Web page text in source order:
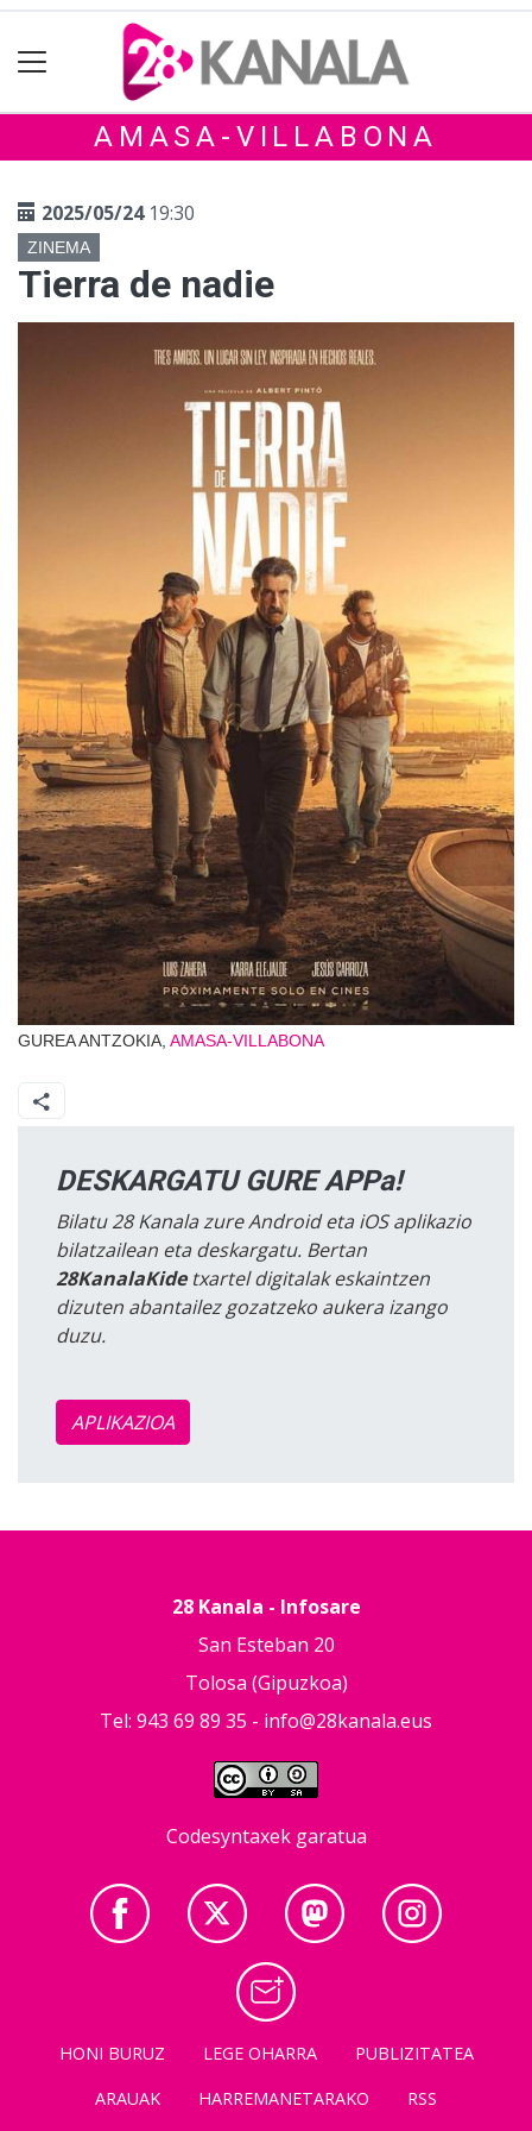
AMASA-VILLABONA
2025/05/2419:30
ZINEMA
Tierra de nadie
GUREA ANTZOKIA, AMASA-VILLABONA
DESKARGATU GURE APPa!
Bilatu 28 Kanala zure Android eta iOS aplikazio
bilatzailean eta deskargatu. Bertan
28KanalaKidetxartel digitalak eskaintzen
dizuten abantailez gozatzeko aukera izango
duzu.
APLIKAZIOA
28 Kanala - Infosare
San Esteban 20
Tolosa (Gipuzkoa)
Tel: 943 69 89 35 - info@28kanala.eus
Codesyntaxek garatua
HONI BURUZ LEGE OHARRA
PUBLIZITATEA
ARAUAK
HARREMANETARAKO RSS